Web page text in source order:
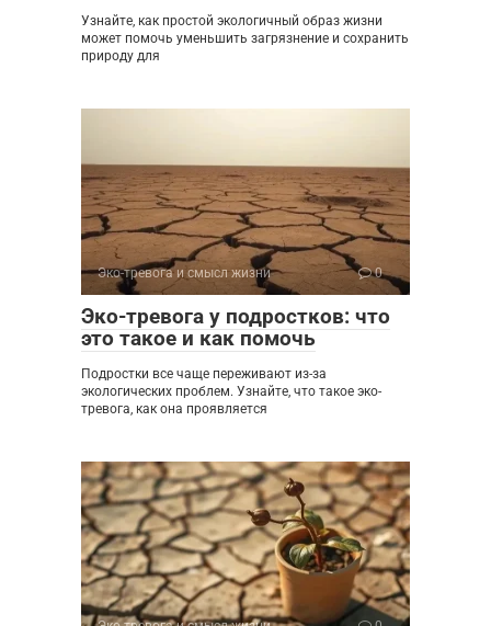
Узнайте, как простой экологичный образ жизни
может помочь уменьшить загрязнение и сохранить
природу для
Эко-тревога и смысл жизни 0
Эко-тревога у подростков: что
это такое и как помочь
Подростки все чаще переживают из-за
экологических проблем. Узнайте, что такое эко-
тревога, как она проявляется